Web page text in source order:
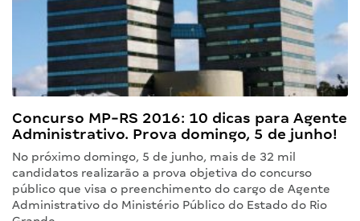
Concurso MP-RS 2016: 10 dicas para Agente
Administrativo. Prova domingo, 5 de junho!
No próximo domingo, 5 de junho, mais de 32 mil
candidatos realizarão a prova objetiva do concurso
público que visa o preenchimento do cargo de Agente
Administrativo do Ministério Público do Estado do Rio